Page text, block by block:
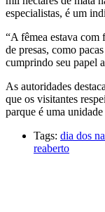
especialistas, é um
“A fêmea estava com
de presas, como
cumprindo seu papel
As autoridades
que os visitantes
parque é uma
Tags: dia dos
reaberto